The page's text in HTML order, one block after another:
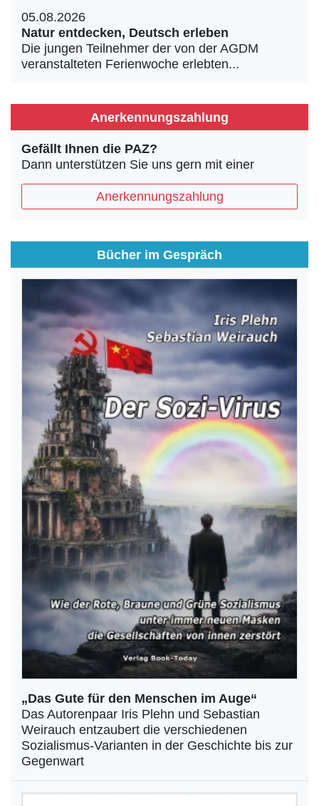
05.08.2026
Natur entdecken, Deutsch erleben
Die jungen Teilnehmer der von der AGDM
veranstalteten Ferienwoche erlebten...
Anerkennungszahlung
Gefällt Ihnen die PAZ?
Dann unterstützen Sie uns gern mit einer
Anerkennungszahlung
Bücher im Gespräch
„Das Gute für den Menschen im Auge“
Das Autorenpaar Iris Plehn und Sebastian
Weirauch entzaubert die verschiedenen
Sozialismus-Varianten in der Geschichte bis zur
Gegenwart